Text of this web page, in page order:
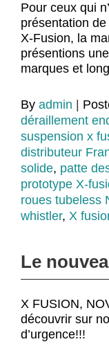
Pour ceux qui
présentation
X-Fusion, la
présentions
marques et
By admin
déraillement
suspension x
distributeur
solide, patte
prototype X-
roues tubeless
whistler, X
Le
X FUSION,
découvrir sur
d’urgence!!!